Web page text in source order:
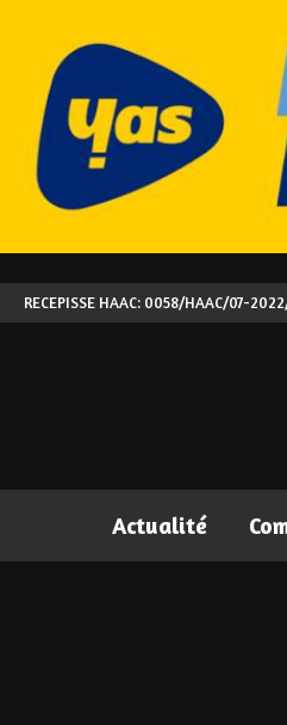
RECEPISSE HAAC: 0058/HAAC/07-
Actualité